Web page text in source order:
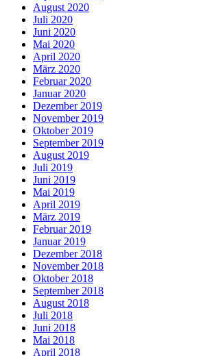
August 2020
Juli 2020
Juni 2020
Mai 2020
April 2020
März 2020
Februar 2020
Januar 2020
Dezember 2019
November 2019
Oktober 2019
September 2019
August 2019
Juli 2019
Juni 2019
Mai 2019
April 2019
März 2019
Februar 2019
Januar 2019
Dezember 2018
November 2018
Oktober 2018
September 2018
August 2018
Juli 2018
Juni 2018
Mai 2018
April 2018